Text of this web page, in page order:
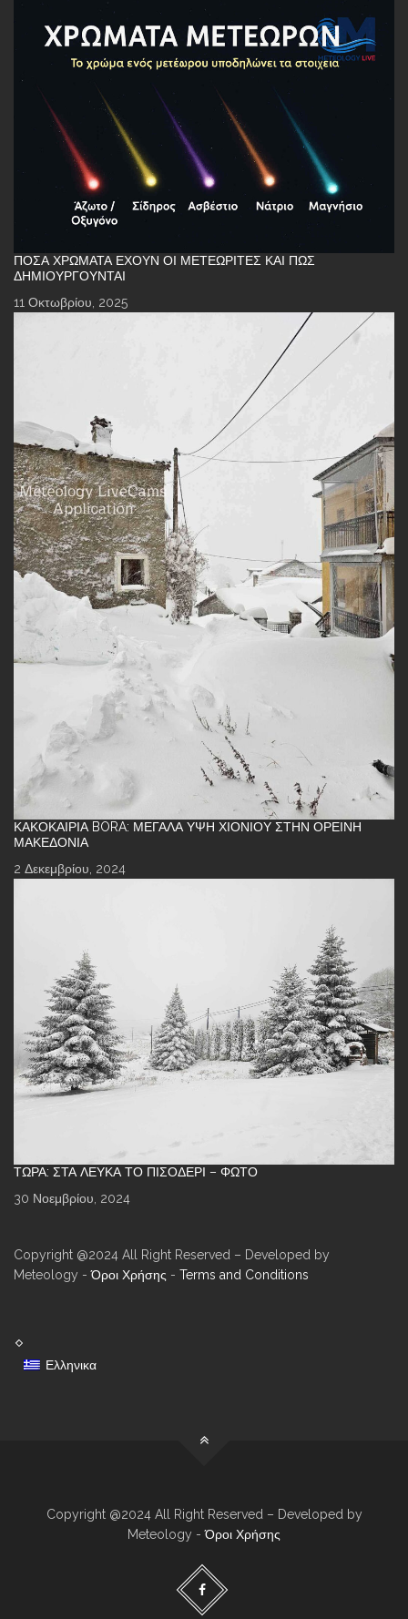
ΠΌΣΑ ΧΡΏΜΑΤΑ ΈΧΟΥΝ ΟΙ ΜΕΤΕΩΡΊΤΕΣ ΚΑΙ ΠΏΣ
ΔΗΜΙΟΥΡΓΟΎΝΤΑΙ
11 Οκτωβρίου, 2025
ΚΑΚΟΚΑΙΡΊΑ BORA: ΜΕΓΆΛΑ ΎΨΗ ΧΙΟΝΙΟΎ ΣΤΗΝ ΟΡΕΙΝΉ
ΜΑΚΕΔΟΝΊΑ
2 Δεκεμβρίου, 2024
ΤΏΡΑ: ΣΤΑ ΛΕΥΚΆ ΤΟ ΠΙΣΟΔΈΡΙ – ΦΩΤΌ
30 Νοεμβρίου, 2024
Copyright @2024 All Right Reserved – Developed by
Meteology -Όροι Χρήσης - Terms and Conditions
Ελληνικα
Copyright @2024 All Right Reserved – Developed by
Meteology -Όροι Χρήσης